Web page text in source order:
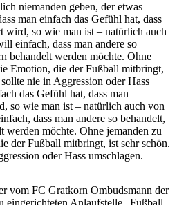
niemanden geben, der etwas
man einfach das Gefühl hat, dass
wird, so wie man ist – natürlich auch
einfach, dass man andere so
behandelt werden möchte. Ohne
Emotion, die der Fußball mitbringt,
nie in Aggression oder Hass
das Gefühl hat, dass man
so wie man ist – natürlich auch von
dass man andere so behandelt,
werden möchte. Ohne jemanden zu
der Fußball mitbringt, ist sehr schön.
oder Hass umschlagen.
vom FC Gratkorn Ombudsmann der